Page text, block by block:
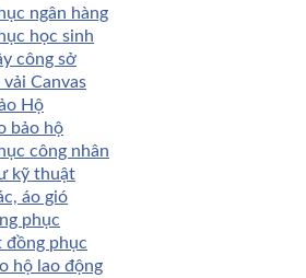
ngân hàng
học sinh
công sở
vải Canvas
Hộ
bảo hộ
công nhân
kỹ thuật
áo gió
phục
đồng phục
hộ lao động